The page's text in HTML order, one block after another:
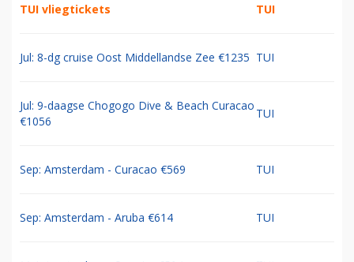
TUI vliegtickets TUI
Jul: 8-dg cruise Oost Middellandse Zee €1235 TUI
Jul: 9-daagse Chogogo Dive & Beach Curacao
€1056
TUI
Sep: Amsterdam - Curacao €569 TUI
Sep: Amsterdam - Aruba €614 TUI